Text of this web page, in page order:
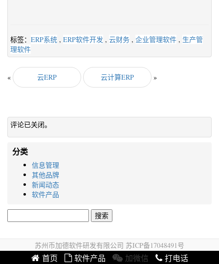
标签： ERP系统 , ERP软件开发 , 云财务 , 企业管理软件 , 生产管
理软件
« 云ERP 云计算ERP »
评论已关闭。
分类
信息管理
其他品牌
新闻动态
软件产品
索：
苏州币加德软件研发有限公司 苏ICP备17048491号
首页 软件产品 加微信 打电话